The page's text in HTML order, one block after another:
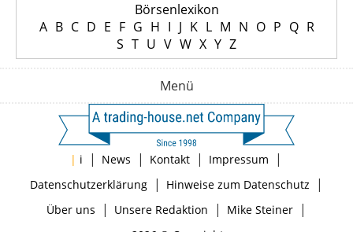
Börsenlexikon
A B C D E F G H I J K L M N O P Q R
S T U V W X Y Z
Menü
| i | News | Kontakt | Impressum |
Datenschutzerklärung| Hinweise zum Datenschutz |
Über uns | Unsere Redaktion | Mike Steiner|